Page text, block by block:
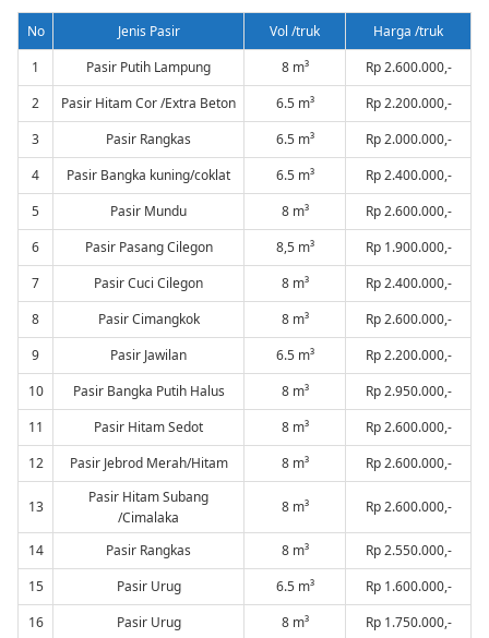
No Jenis Pasir Vol /truk
Harga /truk
1
Pasir Putih Lampung 8 m³
Rp 2.600.000,-
2
Pasir Hitam Cor /Extra Beton 6.5 m³
Rp 2.200.000,-
3
Pasir Rangkas 6.5 m³
Rp 2.000.000,-
4
Pasir Bangka kuning/coklat 6.5 m³
Rp 2.400.000,-
5
Pasir Mundu 8 m³
Rp 2.600.000,-
6
Pasir Pasang Cilegon 8,5 m³
Rp 1.900.000,-
7
Pasir Cuci Cilegon 8 m³
Rp 2.400.000,-
8
Pasir Cimangkok 8 m³
Rp 2.600.000,-
9
Pasir Jawilan 6.5 m³
Rp 2.200.000,-
10
Pasir Bangka Putih Halus 8 m³
Rp 2.950.000,-
11
Pasir Hitam Sedot 8 m³
Rp 2.600.000,-
12
Pasir Jebrod Merah/Hitam 8 m³ Rp 2.600.000,-
13
Pasir Hitam Subang
/Cimalaka
8 m³ Rp 2.600.000,-
14 Pasir Rangkas 8 m³
Rp 2.550.000,-
15
Pasir Urug 6.5 m³
Rp 1.600.000,-
16
Pasir Urug 8 m³
Rp 1.750.000,-